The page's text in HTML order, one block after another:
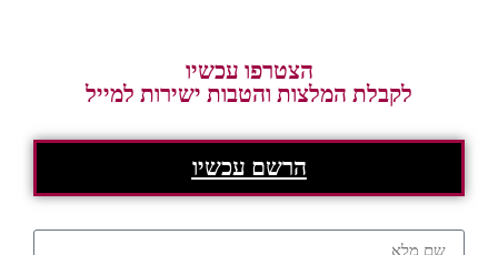
הצטרפו עכשיו
לקבלת המלצות והטבות ישירות למייל
הרשם עכשיו